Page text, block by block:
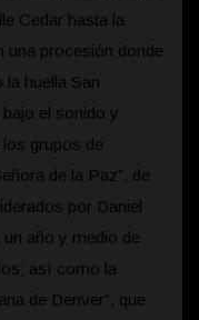
Cedar hasta la
una procesión donde
la huella San
el sonido y
grupos de
de la Paz”, de
por Daniel
año y medio de
así como la
de Denver”, que